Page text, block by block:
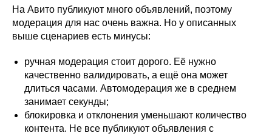
На Авито публикуют много объявлений, поэтому
модерация для нас очень важна. Но у описанных
выше сценариев есть минусы:
ручная модерация стоит дорого. Её нужно
качественно валидировать, а ещё она может
длиться часами. Автомодерация же в среднем
занимает секунды;
блокировка и отклонения уменьшают количество
контента. Не все публикуют объявления с